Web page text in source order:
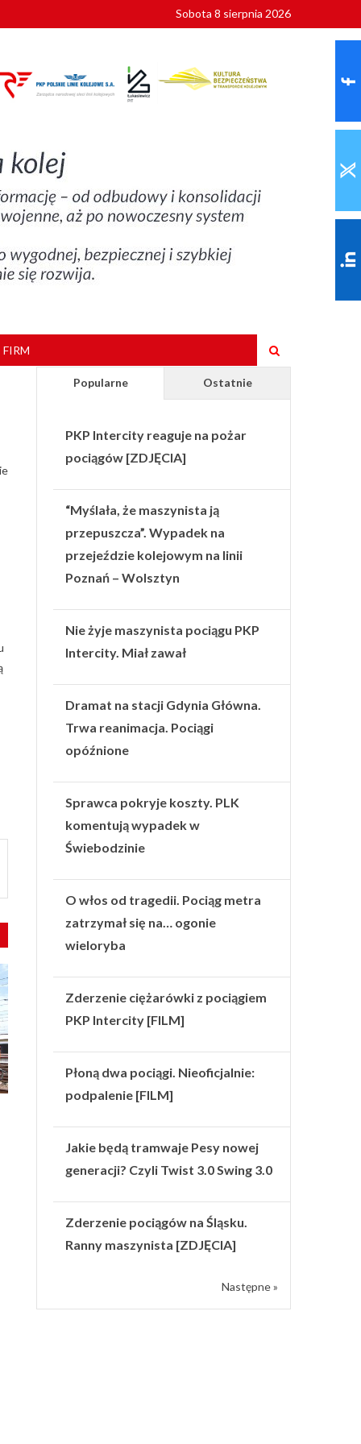
Sobota 8 sierpnia 2026
Popularne Ostatnie
PKP Intercity reaguje na pożar
pociągów [ZDJĘCIA]
“Myślała, że maszynista ją
przepuszcza”. Wypadek na
przejeździe kolejowym na linii
Poznań – Wolsztyn
Nie żyje maszynista pociągu PKP
Intercity. Miał zawał
Dramat na stacji Gdynia Główna.
Trwa reanimacja. Pociągi
opóźnione
Sprawca pokryje koszty. PLK
komentują wypadek w
Świebodzinie
O włos od tragedii. Pociąg metra
zatrzymał się na… ogonie
wieloryba
Zderzenie ciężarówki z pociągiem
PKP Intercity [FILM]
Płoną dwa pociągi. Nieoficjalnie:
podpalenie [FILM]
Jakie będą tramwaje Pesy nowej
generacji? Czyli Twist 3.0 Swing 3.0
Zderzenie pociągów na Śląsku.
Ranny maszynista [ZDJĘCIA]
Następne »